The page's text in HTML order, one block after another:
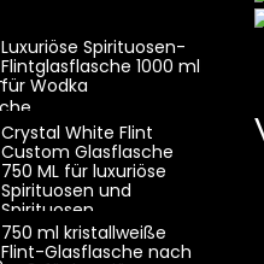
Luxuriöse Spirituosen-
Flintglasflasche 1000 ml
für Wodka
Crystal White Flint
Custom Glasflasche
750 ML für luxuriöse
Spirituosen und
Spirituosen
750 ml kristallweiße
Flint-Glasflasche nach